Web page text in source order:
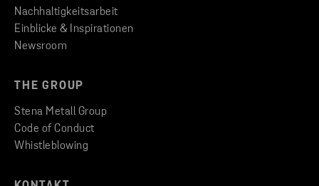
Nachhaltigkeitsarbeit
Einblicke & Inspirationen
Newsroom
THE GROUP
Stena Metall Group
Code of Conduct
Whistleblowing